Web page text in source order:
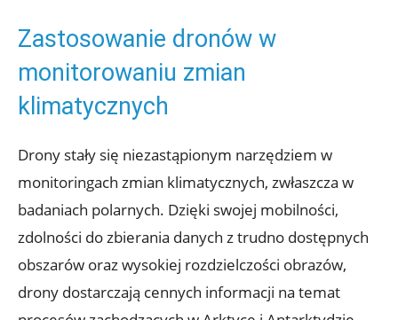
Zastosowanie dronów ‌w
monitorowaniu zmian
klimatycznych
Drony ⁢stały‍ się⁣ niezastąpionym narzędziem‍ w
monitoringach zmian klimatycznych, ⁤zwłaszcza w‍
badaniach polarnych. Dzięki ⁤swojej mobilności,
zdolności do zbierania danych ​z trudno dostępnych
obszarów oraz wysokiej ‌rozdzielczości⁢ obrazów,
drony dostarczają cennych informacji⁤ na temat